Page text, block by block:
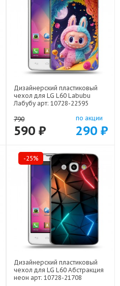
Дизайнерский пластиковый
чехол для LG L60 Labubu
Лабубу арт: 10728-22595
790
590 ₽
по акции
290 ₽
-25%
Дизайнерский пластиковый
чехол для LG L60 Абстракция
неон арт: 10728-21708